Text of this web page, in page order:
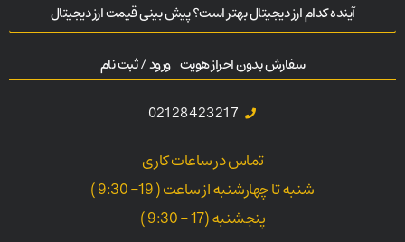
آینده کدام ارز دیجیتال بهتر است؟ پیش بینی قیمت ارز دیجیتال
سفارش بدون احراز هویت ورود / ثبت نام
02128423217
تماس در ساعات کاری
شنبه تا چهارشنبه از ساعت ( 19- 9:30 )
پنجشنبه (17 - 9:30 )